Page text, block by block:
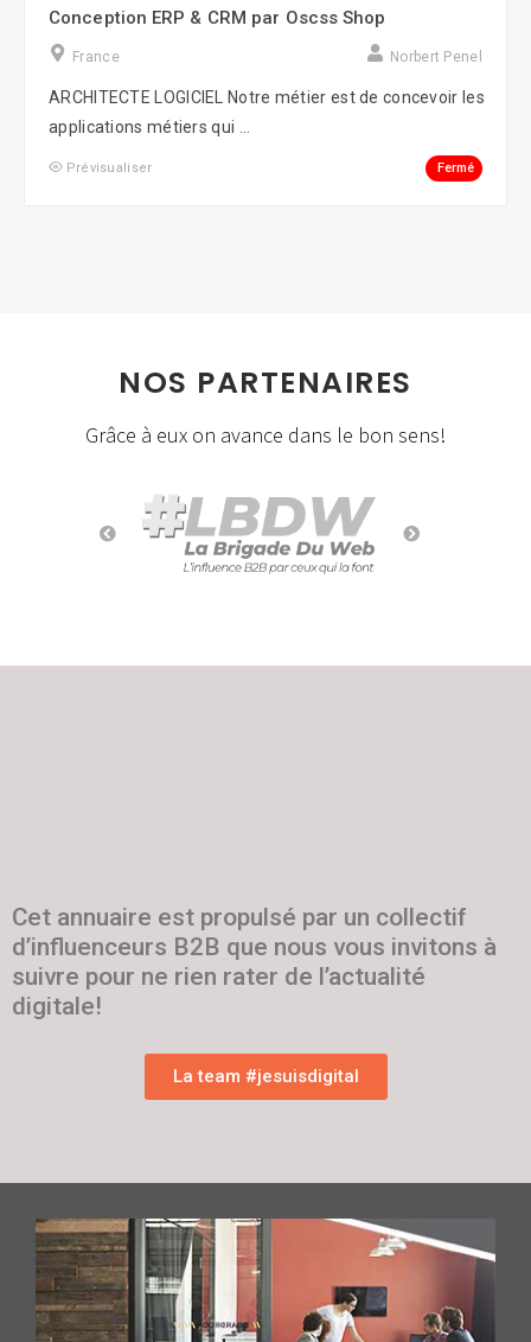
Conception ERP & CRM par Oscss Shop
France Norbert Penel
ARCHITECTE LOGICIEL Notre métier est de concevoir les
applications métiers qui ...
Prévisualiser Fermé
NOS PARTENAIRES
Grâce à eux on avance dans le bon sens!
Cet annuaire est propulsé par un collectif
d’influenceurs B2B que nous vous invitons à
suivre pour ne rien rater de l’actualité
digitale!
La team #jesuisdigital